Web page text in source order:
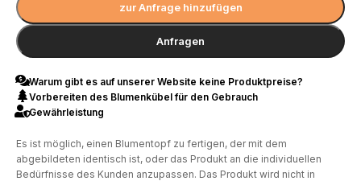
zur Anfrage hinzufügen
Anfragen
Warum gibt es auf unserer Website keine Produktpreise?
Vorbereiten des Blumenkübel für den Gebrauch
Gewährleistung
Es ist möglich, einen Blumentopf zu fertigen, der mit dem
abgebildeten identisch ist, oder das Produkt an die individuellen
Bedürfnisse des Kunden anzupassen. Das Produkt wird nicht in